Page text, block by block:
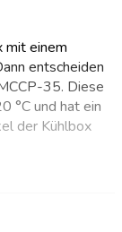
mit einem
entscheiden
35. Diese
°C und hat ein
der Kühlbox